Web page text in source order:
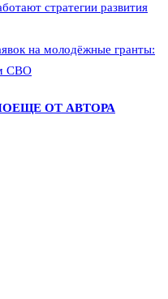
стратегии развития
на молодёжные гранты:
СВО
ЕЩЕ ОТ АВТОРА